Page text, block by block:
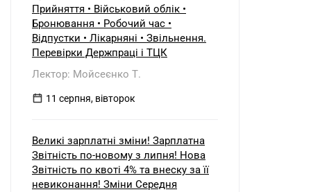
Прийняття • Військовий облік •
Бронювання • Робочий час •
Відпустки • Лікарняні • Звільнення.
Перевірки Держпраці і ТЦК
Лектор: Мойсеєнко Т.
11 серпня, вівторок
Великі зарплатні зміни! Зарплатна
Звітність по-новому з липня! Нова
Звітність по квоті 4% та внеску за її
невиконання! Зміни Середня